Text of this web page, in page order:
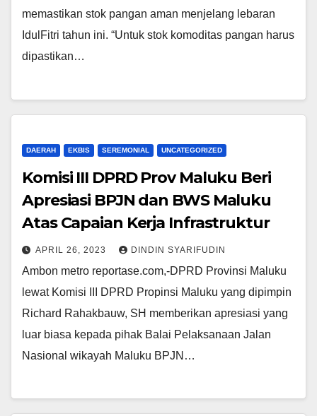
memastikan stok pangan aman menjelang lebaran
IdulFitri tahun ini. “Untuk stok komoditas pangan harus
dipastikan…
DAERAH EKBIS SEREMONIAL UNCATEGORIZED
Komisi III DPRD Prov Maluku Beri
Apresiasi BPJN dan BWS Maluku
Atas Capaian Kerja Infrastruktur
APRIL 26, 2023 DINDIN SYARIFUDIN
Ambon metro reportase.com,-DPRD Provinsi Maluku
lewat Komisi III DPRD Propinsi Maluku yang dipimpin
Richard Rahakbauw, SH memberikan apresiasi yang
luar biasa kepada pihak Balai Pelaksanaan Jalan
Nasional wikayah Maluku BPJN…